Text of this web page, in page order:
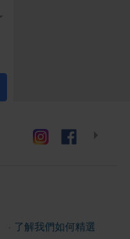
了解我們如何精選